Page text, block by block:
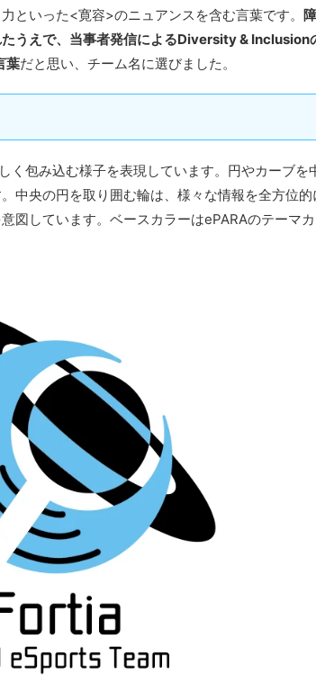
といった<寛容>のニュアンスを含む言葉です。
うえで、当事者発信によるDiversity & Inclusion
葉だと思い、チーム名に選びました。
く包み込む様子を表現しています。円やカーブを
中央の円を取り囲む輪は、様々な情報を全方位的
図しています。ベースカラーはePARAのテーマ